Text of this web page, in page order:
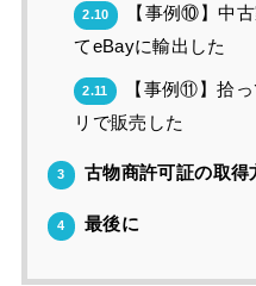
2.10
【事例⑩】中
てeBayに輸出した
2.11
【事例⑪】拾っ
リで販売した
3 古物商許可証の取得
4 最後に